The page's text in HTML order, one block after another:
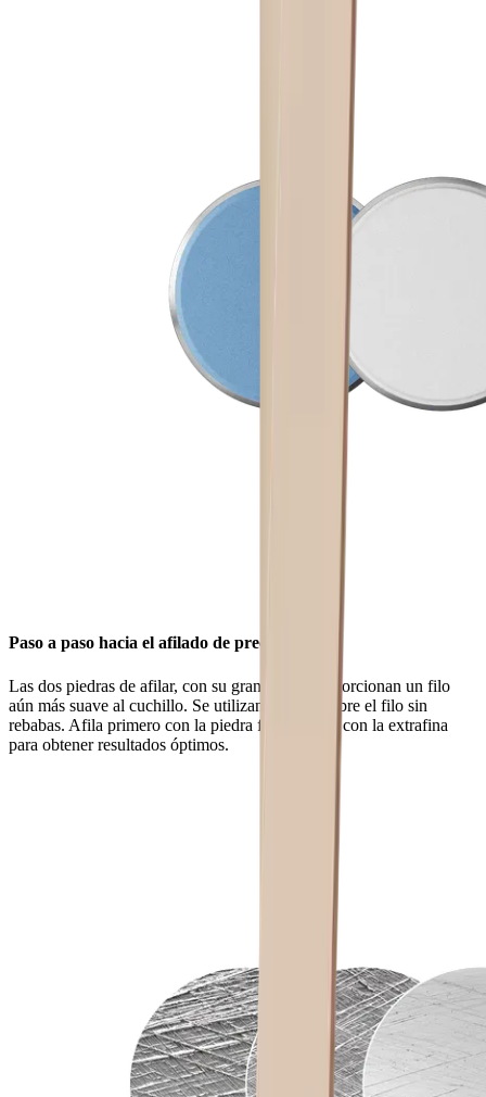
Paso a paso hacia el afilado de precisión
Las dos piedras de afilar, con su grano fino, proporcionan un filo
aún más suave al cuchillo. Se utilizan en seco sobre el filo sin
rebabas. Afila primero con la piedra fina y luego con la extrafina
para obtener resultados óptimos.